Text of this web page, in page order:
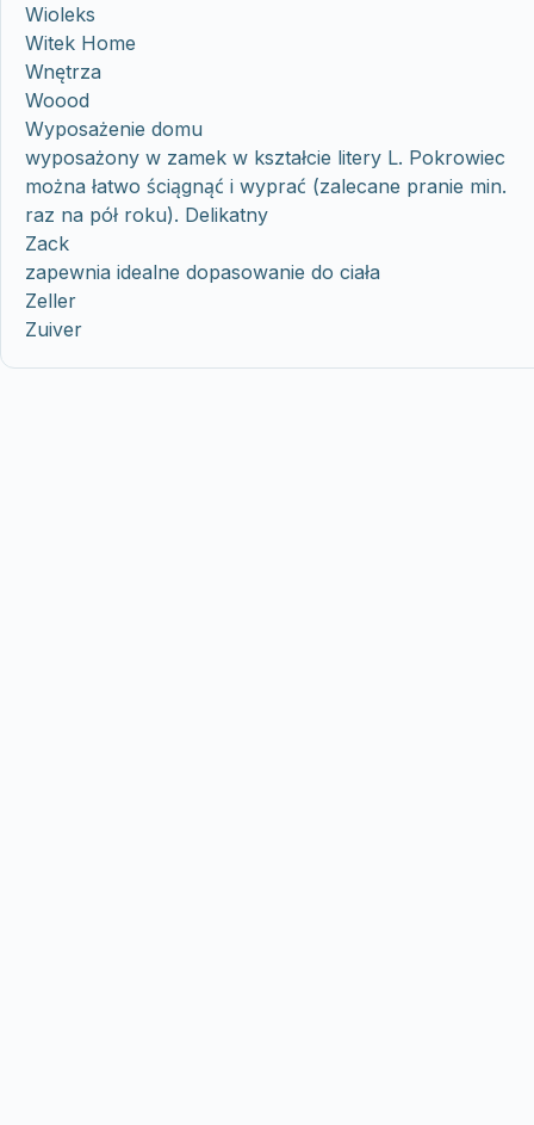
Wioleks
Witek Home
Wnętrza
Woood
Wyposażenie domu
wyposażony w zamek w kształcie litery L. Pokrowiec
można łatwo ściągnąć i wyprać (zalecane pranie min.
raz na pół roku). Delikatny
Zack
zapewnia idealne dopasowanie do ciała
Zeller
Zuiver